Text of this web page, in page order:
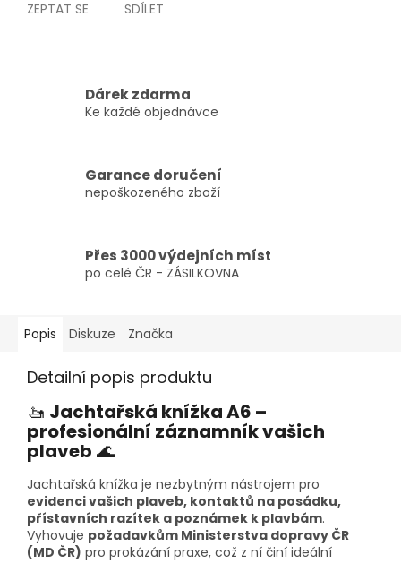
ZEPTAT SE SDÍLET
Dárek zdarma
Ke každé objednávce
Garance doručení
nepoškozeného zboží
Přes 3000 výdejních míst
po celé ČR - ZÁSILKOVNA
Popis Diskuze Značka
Detailní popis produktu
🚤 Jachtařská knížka A6 –
profesionální záznamník vašich
plaveb 🌊
Jachtařská knížka je nezbytným nástrojem pro
evidenci vašich plaveb, kontaktů na posádku,
přístavních razítek a poznámek k plavbám.
Vyhovuje požadavkům Ministerstva dopravy ČR
(MD ČR) pro prokázání praxe, což z ní činí ideální